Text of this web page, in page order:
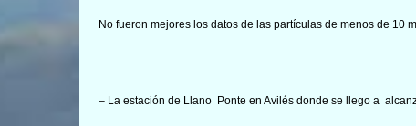
No fueron mejores los datos de las partículas de menos de 10
– La estación de Llano Ponte en Avilés donde se llego a